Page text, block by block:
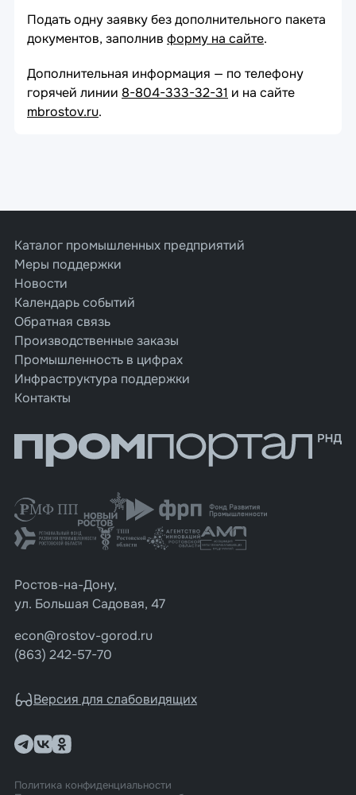
Подать одну заявку без дополнительного пакета
документов, заполнив форму на сайте.
Дополнительная информация — по телефону
горячей линии 8-804-333-32-31 и на сайте
mbrostov.ru.
Каталог промышленных предприятий
Меры поддержки
Новости
Календарь событий
Обратная связь
Производственные заказы
Промышленность в цифрах
Инфраструктура поддержки
Контакты
Ростов-на-Дону,
ул. Большая Садовая, 47
econ@rostov-gorod.ru
(863) 242-57-70
Версия для слабовидящих
Политика конфиденциальности